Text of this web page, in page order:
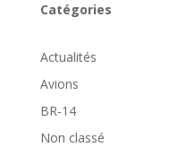
Catégories
Actualités
Avions
BR-14
Non classé